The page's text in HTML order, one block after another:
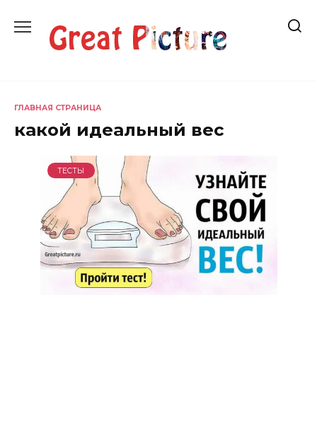
содержанию
ГЛАВНАЯ СТРАНИЦА
какой идеальный вес
ТЕСТЫ